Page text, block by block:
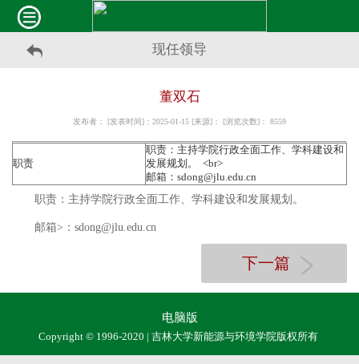
现任领导
董双石
发布者： [发表时间]：2025-01-15 [来源]： [浏览次数]： 8559
职责
职责：主持学院行政全面工作、学科建设和
发展规划。 <br>
邮箱：sdong@jlu.edu.cn
职责：主持学院行政全面工作、学科建设和发展规划。
邮箱> ： sdong@jlu.edu.cn
下一篇
电脑版
Copyright © 1996-2020 | 吉林大学新能源与环境学院版权所有